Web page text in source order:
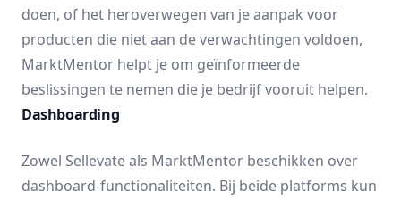
doen, of het heroverwegen van je aanpak voor
producten die niet aan de verwachtingen voldoen,
MarktMentor helpt je om geïnformeerde
beslissingen te nemen die je bedrijf vooruit helpen.
Dashboarding
Zowel Sellevate als MarktMentor beschikken over
dashboard-functionaliteiten. Bij beide platforms kun